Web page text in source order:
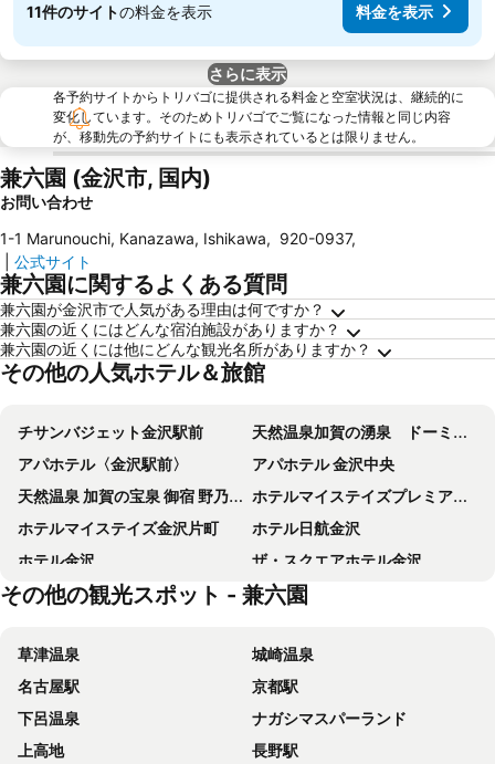
11件のサイトの料金を表示 料金を表示
さらに表示
各予約サイトからトリバゴに提供される料金と空室状況は、継続的に
変化しています。そのためトリバゴでご覧になった情報と同じ内容
が、移動先の予約サイトにも表示されているとは限りません。
兼六園 (金沢市, 国内)
お問い合わせ
1-1 Marunouchi, Kanazawa, Ishikawa, 920-0937,
公式サイト
兼六園に関するよくある質問
兼六園が金沢市で人気がある理由は何ですか？
兼六園の近くにはどんな宿泊施設がありますか？
兼六園の近くには他にどんな観光名所がありますか？
その他の人気ホテル＆旅館
チサンバジェット金沢駅前
天然温泉加賀の湧泉 ドーミーイン金沢
アパホテル〈金沢駅前〉
アパホテル 金沢中央
天然温泉 加賀の宝泉 御宿 野乃 金沢
ホテルマイステイズプレミア金沢
ホテルマイステイズ金沢片町
ホテル日航金沢
ホテル金沢
ザ・スクエアホテル金沢
ヴィアイン金沢
ANA クラウンプラザホテル金沢 IHG ホテル
トリフィートホテル＆ポッド 金沢百万石通
ホテルフォルツァ金沢
ホテルリブマックス金沢駅前
ホテルビスタ金沢
金沢ニューグランドホテルプレミア
アパホテル〈金沢西〉
OMO5 金沢片町 by 星野リゾート
三井ガーデンホテル金沢
その他の観光スポット - 兼六園
草津温泉
城崎温泉
名古屋駅
京都駅
下呂温泉
ナガシマスパーランド
上高地
長野駅